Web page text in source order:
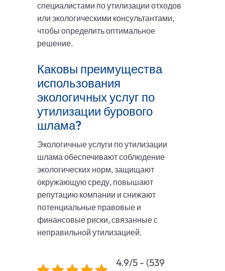
специалистами по утилизации отходов
или экологическими консультантами,
чтобы определить оптимальное
решение.
Каковы преимущества
использования
экологичных услуг по
утилизации бурового
шлама?
Экологичные услуги по утилизации
шлама обеспечивают соблюдение
экологических норм, защищают
окружающую среду, повышают
репутацию компании и снижают
потенциальные правовые и
финансовые риски, связанные с
неправильной утилизацией.
4.9/5 - (539